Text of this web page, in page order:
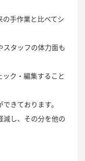
手作業と比べてシ
タッフの体力面も
ク・編集すること
きております。
減し、その分を他の